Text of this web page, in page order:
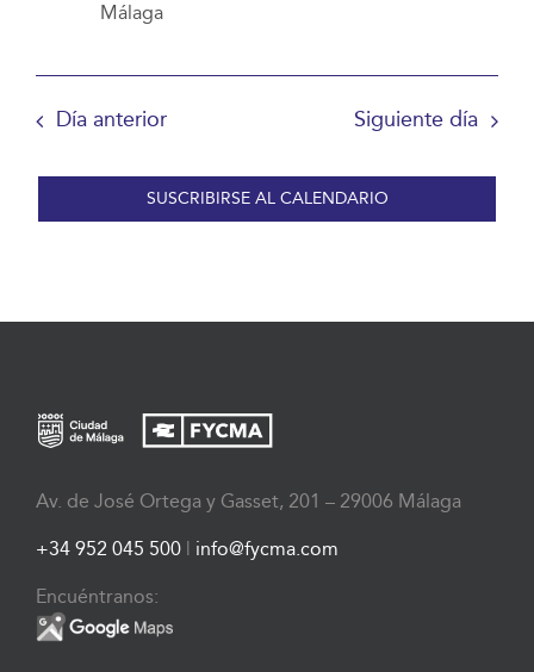
Málaga
Día anterior Siguiente día
SUSCRIBIRSE AL CALENDARIO
Av. de José Ortega y Gasset, 201 – 29006 Málaga
+34 952 045 500 info@fycma.com
Encuéntranos: